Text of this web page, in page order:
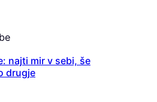
najti mir v sebi, še
drugje